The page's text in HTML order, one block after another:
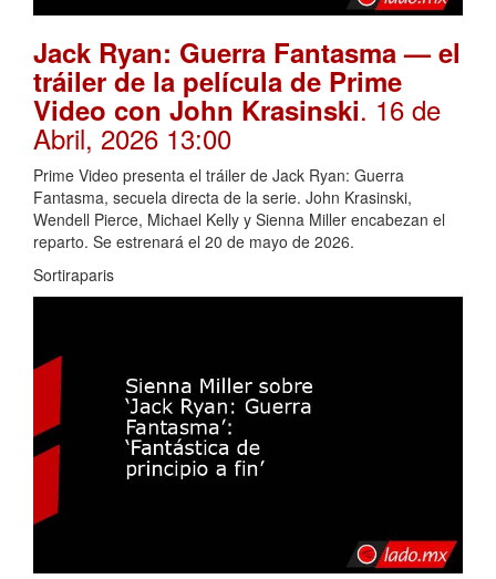
Jack Ryan: Guerra Fantasma — el
tráiler de la película de Prime
Video con John Krasinski. 16 de
Abril, 2026 13:00
Prime Video presenta el tráiler de Jack Ryan: Guerra
Fantasma, secuela directa de la serie. John Krasinski,
Wendell Pierce, Michael Kelly y Sienna Miller encabezan el
reparto. Se estrenará el 20 de mayo de 2026.
Sortiraparis